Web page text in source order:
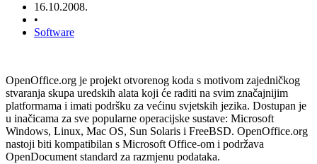
16.10.2008.
•
Software
OpenOffice.org je projekt otvorenog koda s motivom zajedničkog
stvaranja skupa uredskih alata koji će raditi na svim značajnijim
platformama i imati podršku za većinu svjetskih jezika. Dostupan je
u inačicama za sve popularne operacijske sustave: Microsoft
Windows, Linux, Mac OS, Sun Solaris i FreeBSD. OpenOffice.org
nastoji biti kompatibilan s Microsoft Office-om i podržava
OpenDocument standard za razmjenu podataka.